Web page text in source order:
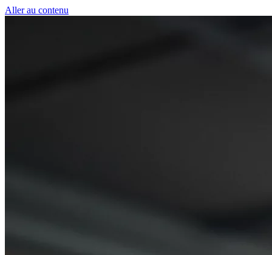
Aller au contenu
Panneau de gestion des cookies